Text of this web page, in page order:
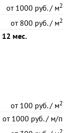
от1000 руб. / м2
от800 руб. / м2
12 мес.
от100 руб. / м2
от1000 руб. / м/п
2